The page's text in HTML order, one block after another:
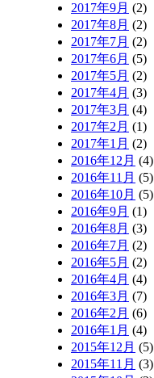
2017年9月 (2)
2017年8月 (2)
2017年7月 (2)
2017年6月 (5)
2017年5月 (2)
2017年4月 (3)
2017年3月 (4)
2017年2月 (1)
2017年1月 (2)
2016年12月 (4)
2016年11月 (5)
2016年10月 (5)
2016年9月 (1)
2016年8月 (3)
2016年7月 (2)
2016年5月 (2)
2016年4月 (4)
2016年3月 (7)
2016年2月 (6)
2016年1月 (4)
2015年12月 (5)
2015年11月 (3)